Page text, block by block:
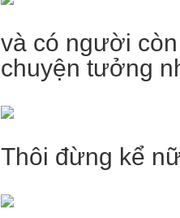
và có người
chuyện tưởng
Thôi đừng kể